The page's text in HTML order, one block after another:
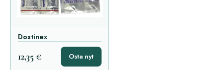
Dostinex
12,35 € Osta nyt